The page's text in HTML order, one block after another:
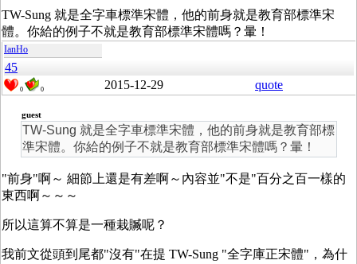
TW-Sung 就是全字車標準宋體，他的前身就是教育部標準宋
體。你給的例子不就是教育部標準宋體嗎？暈！
IanHo
45
0 0 2015-12-29 quote
guest
TW-Sung 就是全字車標準宋體，他的前身就是教育部標
準宋體。你給的例子不就是教育部標準宋體嗎？暈！
"前身"啊～ 細節上還是有差啊～內容並"不是"百分之百一樣的
東西啊～～～
所以這算不算是一種栽贓呢？
我前文從頭到尾都"沒有"在提 TW-Sung "全字庫正宋體"，為什